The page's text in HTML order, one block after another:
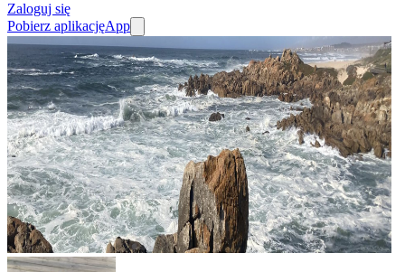
Zaloguj się
Pobierz aplikacjęApp